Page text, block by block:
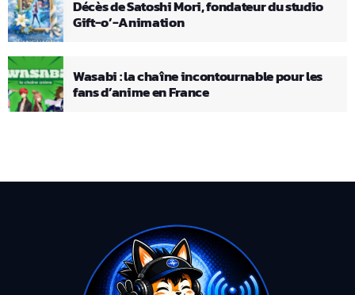
Décès de Satoshi Mori, fondateur du studio
Gift-o’-Animation
Wasabi : la chaîne incontournable pour les
fans d’anime en France